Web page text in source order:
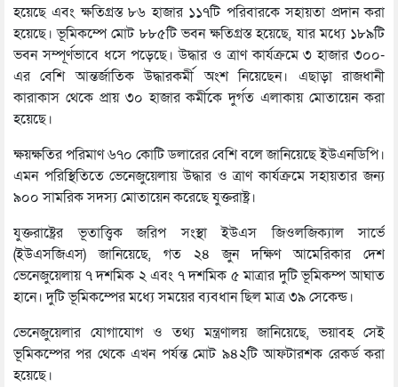
হয়েছে এবং ক্ষতিগ্রস্ত ৮৬ হাজার ১১৭টি পরিবারকে সহায়তা প্রদান করা
হয়েছে। ভূমিকম্পে মোট ৮৮৫টি ভবন ক্ষতিগ্রস্ত হয়েছে, যার মধ্যে ১৮৯টি
ভবন সম্পূর্ণভাবে ধসে পড়েছে। উদ্ধার ও ত্রাণ কার্যক্রমে ৩ হাজার ৩০০-
এর বেশি আন্তর্জাতিক উদ্ধারকর্মী অংশ নিয়েছেন। এছাড়া রাজধানী
কারাকাস থেকে প্রায় ৩০ হাজার কর্মীকে দুর্গত এলাকায় মোতায়েন করা
হয়েছে।
ক্ষয়ক্ষতির পরিমাণ ৬৭০ কোটি ডলারের বেশি বলে জানিয়েছে ইউএনডিপি।
এমন পরিস্থিতিতে ভেনেজুয়েলায় উদ্ধার ও ত্রাণ কার্যক্রমে সহায়তার জন্য
৯০০ সামরিক সদস্য মোতায়েন করেছে যুক্তরাষ্ট্র।
যুক্তরাষ্ট্রের ভূতাত্ত্বিক জরিপ সংস্থা ইউএস জিওলজিক্যাল সার্ভে
(ইউএসজিএস) জানিয়েছে, গত ২৪ জুন দক্ষিণ আমেরিকার দেশ
ভেনেজুয়েলায় ৭ দশমিক ২ এবং ৭ দশমিক ৫ মাত্রার দুটি ভূমিকম্প আঘাত
হানে। দুটি ভূমিকম্পের মধ্যে সময়ের ব্যবধান ছিল মাত্র ৩৯ সেকেন্ড।
ভেনেজুয়েলার যোগাযোগ ও তথ্য মন্ত্রণালয় জানিয়েছে, ভয়াবহ সেই
ভূমিকম্পের পর থেকে এখন পর্যন্ত মোট ৯৪২টি আফটারশক রেকর্ড করা
হয়েছে।